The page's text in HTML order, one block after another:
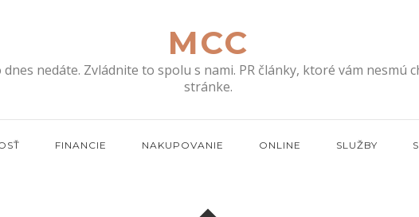
MCC
nedáte. Zvládnite to spolu s nami. PR články, ktoré vám nesmú
stránke.
FINANCIE NAKUPOVANIE ONLINE SLUŽBY